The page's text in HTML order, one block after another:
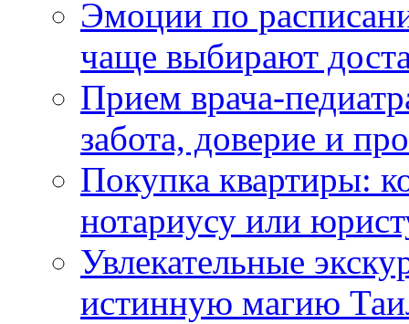
Эмоции по
чаще выбирают
Прием врача-
забота, доверие и
Покупка квартиры:
нотариусу или
Увлекательные
истинную магию